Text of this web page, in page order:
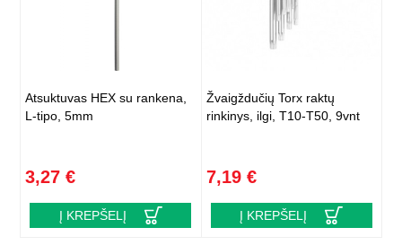
Atsuktuvas HEX su rankena,
L-tipo, 5mm
3,27 €
Į KREPŠELĮ
Žvaigždučių Torx raktų
rinkinys, ilgi, T10-T50, 9vnt
7,19 €
Į KREPŠELĮ